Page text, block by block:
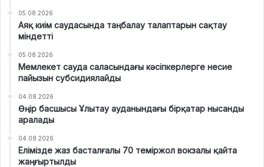
05.08.2026
Аяқ киім саудасында таңбалау талаптарын сақтау
міндетті
05.08.2026
Мемлекет сауда саласындағы кәсіпкерлерге несие
пайызын субсидиялайды
04.08.2026
Өңір басшысы Ұлытау ауданындағы бірқатар нысанды
аралады
04.08.2026
Елімізде жаз басталғалы 70 теміржол вокзалы қайта
жаңғыртылды